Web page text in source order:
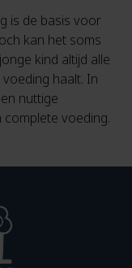
is de basis voor
kan het soms
kind altijd alle
haalt. In
nuttige
voeding.